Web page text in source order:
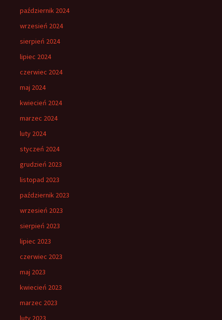
październik 2024
wrzesień 2024
sierpień 2024
lipiec 2024
czerwiec 2024
maj 2024
kwiecień 2024
marzec 2024
luty 2024
styczeń 2024
grudzień 2023
listopad 2023
październik 2023
wrzesień 2023
sierpień 2023
lipiec 2023
czerwiec 2023
maj 2023
kwiecień 2023
marzec 2023
luty 2023